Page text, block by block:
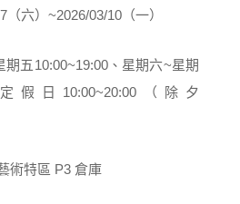
六）~2026/03/10（一）
五10:00~19:00、星期六~星期
定假日10:00~20:00（除夕
術特區 P3 倉庫